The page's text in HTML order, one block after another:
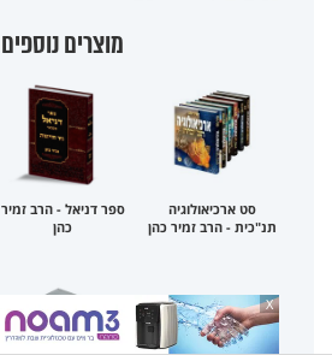
מוצרים נוספים
סט ארכיאולוגיה
תנ"כית - הרב זמיר כהן
ספר דניאל - הרב זמיר
כהן
X